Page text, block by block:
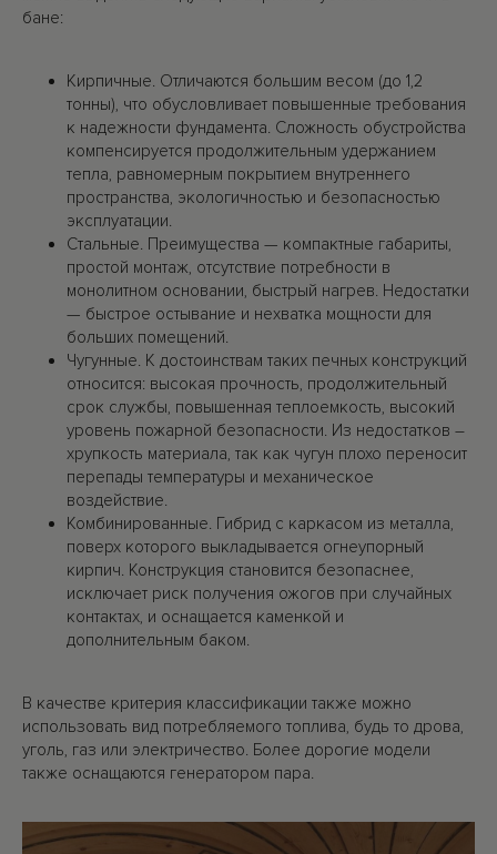
бане:
Кирпичные. Отличаются большим весом (до 1,2
тонны), что обусловливает повышенные требования
к надежности фундамента. Сложность обустройства
компенсируется продолжительным удержанием
тепла, равномерным покрытием внутреннего
пространства, экологичностью и безопасностью
эксплуатации.
Стальные. Преимущества — компактные габариты,
простой монтаж, отсутствие потребности в
монолитном основании, быстрый нагрев. Недостатки
— быстрое остывание и нехватка мощности для
больших помещений.
Чугунные. К достоинствам таких печных конструкций
относится: высокая прочность, продолжительный
срок службы, повышенная теплоемкость, высокий
уровень пожарной безопасности. Из недостатков –
хрупкость материала, так как чугун плохо переносит
перепады температуры и механическое
воздействие.
Комбинированные. Гибрид с каркасом из металла,
поверх которого выкладывается огнеупорный
кирпич. Конструкция становится безопаснее,
исключает риск получения ожогов при случайных
контактах, и оснащается каменкой и
дополнительным баком.
В качестве критерия классификации также можно
использовать вид потребляемого топлива, будь то дрова,
уголь, газ или электричество. Более дорогие модели
также оснащаются генератором пара.